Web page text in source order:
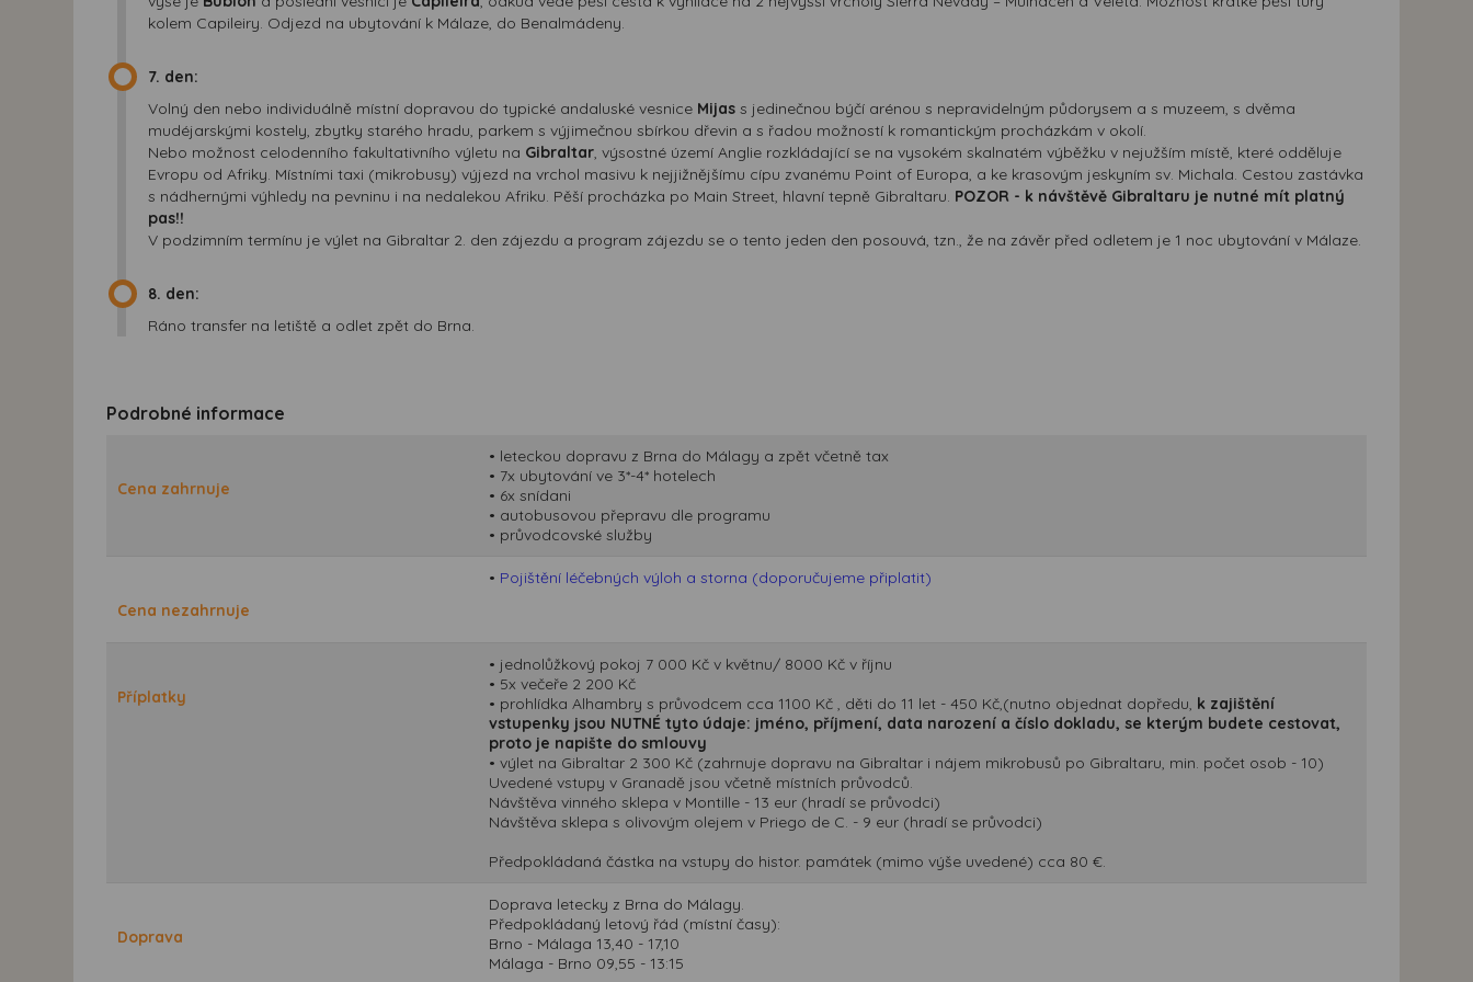
kolem Capileiry. Odjezd na ubytování k Málaze, do Benalmádeny.
7. den:
Volný den nebo individuálně místní dopravou do typické andaluské vesnice Mijas s jedinečnou býčí arénou s nepravidelným půdorysem a s muzeem, s dvěma
mudéjarskými kostely, zbytky starého hradu, parkem s výjimečnou sbírkou dřevin a s řadou možností k romantickým procházkám v okolí.
Nebo možnost celodenního fakultativního výletu na Gibraltar, výsostné území Anglie rozkládající se na vysokém skalnatém výběžku v nejužším místě, které odděluje
Evropu od Afriky. Místními taxi (mikrobusy) výjezd na vrchol masivu k nejjižnějšímu cípu zvanému Point of Europa, a ke krasovým jeskyním sv. Michala. Cestou zastávka
s nádhernými výhledy na pevninu i na nedalekou Afriku. Pěší procházka po Main Street, hlavní tepně Gibraltaru. POZOR - k návštěvě Gibraltaru je nutné mít platný
pas!!
V podzimním termínu je výlet na Gibraltar 2. den zájezdu a program zájezdu se o tento jeden den posouvá, tzn., že na závěr před odletem je 1 noc ubytování v Málaze.
8. den:
Ráno transfer na letiště a odlet zpět do Brna.
Podrobné informace
Cena zahrnuje
• leteckou dopravu z Brna do Málagy a zpět včetně tax
• 7x ubytování ve 3*-4* hotelech
• 6x snídani
• autobusovou přepravu dle programu
• průvodcovské služby
Cena nezahrnuje
• Pojištění léčebných výloh a storna (doporučujeme připlatit)
Příplatky
• jednolůžkový pokoj 7 000 Kč v květnu/ 8000 Kč v říjnu
• 5x večeře 2 200 Kč
• prohlídka Alhambry s průvodcem cca 1100 Kč , děti do 11 let - 450 Kč,(nutno objednat dopředu, k zajištění
vstupenky jsou NUTNÉ tyto údaje: jméno, příjmení, data narození a číslo dokladu, se kterým budete cestovat,
proto je napište do smlouvy
• výlet na Gibraltar 2 300 Kč (zahrnuje dopravu na Gibraltar i nájem mikrobusů po Gibraltaru, min. počet osob - 10)
Uvedené vstupy v Granadě jsou včetně místních průvodců.
Návštěva vinného sklepa v Montille - 13 eur (hradí se průvodci)
Návštěva sklepa s olivovým olejem v Priego de C. - 9 eur (hradí se průvodci)
Předpokládaná částka na vstupy do histor. památek (mimo výše uvedené) cca 80 €.
Doprava
Doprava letecky z Brna do Málagy.
Předpokládaný letový řád (místní časy):
Brno - Málaga 13,40 - 17,10
Málaga - Brno 09,55 - 13:15